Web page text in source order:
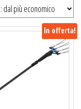
In offerta!